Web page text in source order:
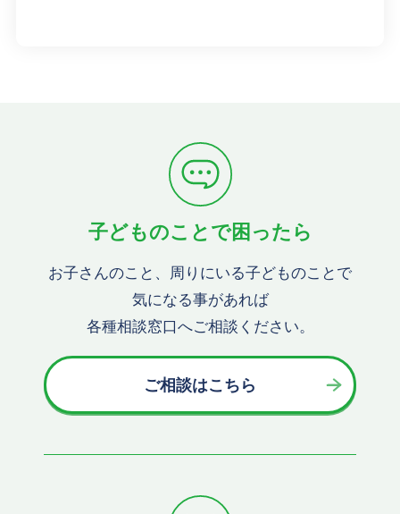
子どものことで困ったら
お子さんのこと、周りにいる子どものことで
気になる事があれば
各種相談窓口へご相談ください。
ご相談はこちら